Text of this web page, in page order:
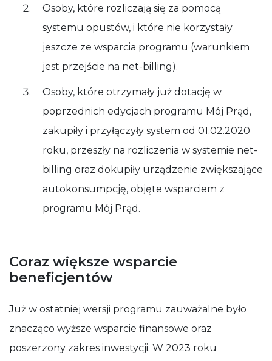
Osoby, które rozliczają się za pomocą
systemu opustów, i które nie korzystały
jeszcze ze wsparcia programu (warunkiem
jest przejście na net-billing).
Osoby, które otrzymały już dotację w
poprzednich edycjach programu Mój Prąd,
zakupiły i przyłączyły system od 01.02.2020
roku, przeszły na rozliczenia w systemie net-
billing oraz dokupiły urządzenie zwiększające
autokonsumpcję, objęte wsparciem z
programu Mój Prąd.
Coraz większe wsparcie
beneficjentów
Już w ostatniej wersji programu zauważalne było
znacząco wyższe wsparcie finansowe oraz
poszerzony zakres inwestycji. W 2023 roku